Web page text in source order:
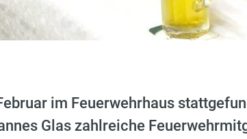
im Feuerwehrhaus
Glas zahlreiche